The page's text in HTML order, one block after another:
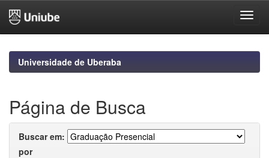
navigationUniversidade de Uberaba
Página de Busca
Buscar em:
por